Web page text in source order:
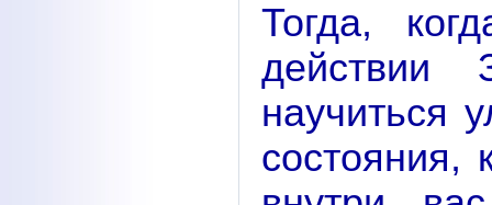
Тогда,
научиться
состояния,